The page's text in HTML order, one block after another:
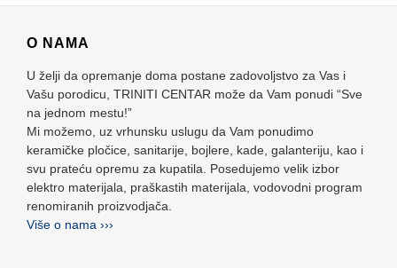
O NAMA
U želji da opremanje doma postane zadovoljstvo za Vas i
Vašu porodicu, TRINITI CENTAR može da Vam ponudi “Sve
na jednom mestu!”
Mi možemo, uz vrhunsku uslugu da Vam ponudimo
keramičke pločice, sanitarije, bojlere, kade, galanteriju, kao i
svu prateću opremu za kupatila. Posedujemo velik izbor
elektro materijala, praškastih materijala, vodovodni program
renomiranih proizvodjača.
Više o nama ›››